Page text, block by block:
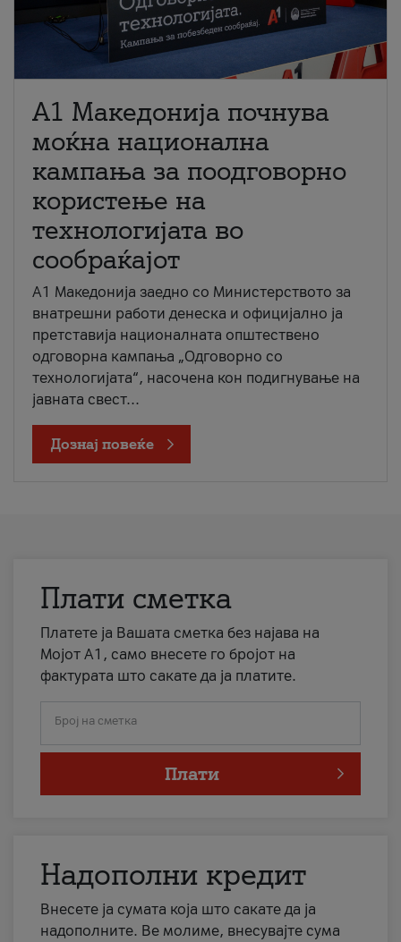
A1 Македонија почнува
моќна национална
кампања за поодговорно
користење на
технологијата во
сообраќајот
A1 Македонија заедно со Министерството за
внатрешни работи денеска и официјално ја
претставија националната општествено
одговорна кампања „Одговорно со
технологијата“, насочена кон подигнување на
јавната свест...
Дознај повеќе
Плати сметка
Платете ја Вашата сметка без најава на
Мојот А1, само внесете го бројот на
фактурата што сакате да ја платите.
Број на сметка
Плати
Надополни кредит
Внесете ја сумата која што сакате да ја
надополните. Ве молиме, внесувајте сума